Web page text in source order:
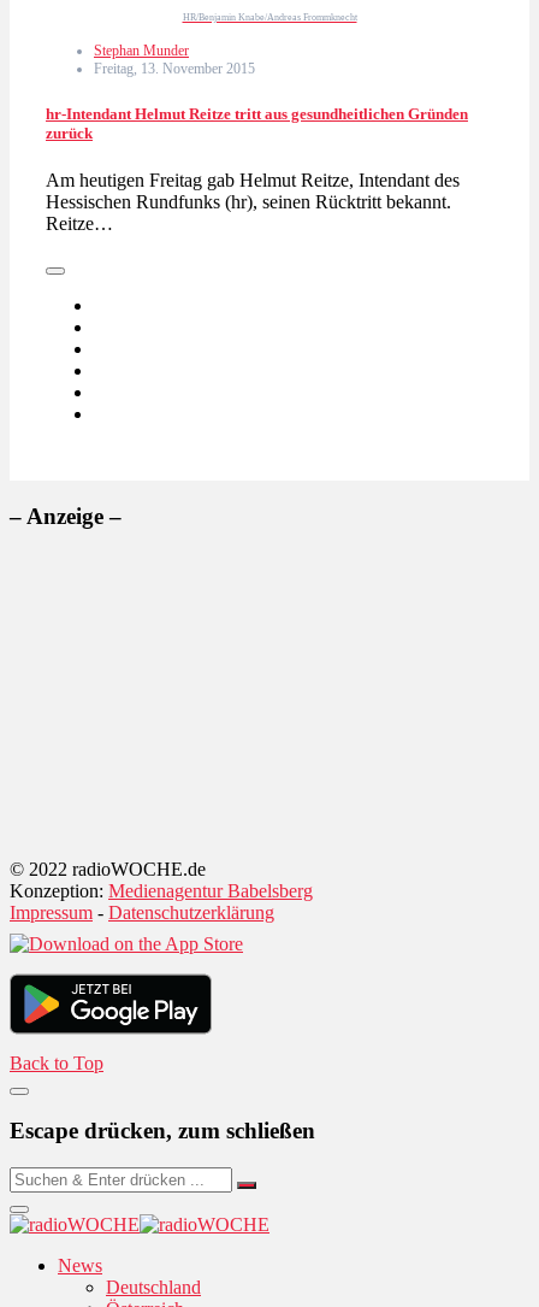
HR/Benjamin Knabe/Andreas Frommknecht
Stephan Munder
Freitag, 13. November 2015
hr-Intendant Helmut Reitze tritt aus gesundheitlichen Gründen
zurück
Am heutigen Freitag gab Helmut Reitze, Intendant des
Hessischen Rundfunks (hr), seinen Rücktritt bekannt.
Reitze…
– Anzeige –
© 2022 radioWOCHE.de
Konzeption: Medienagentur Babelsberg
Impressum - Datenschutzerklärung
Back to Top
Escape drücken, zum schließen
News
Deutschland